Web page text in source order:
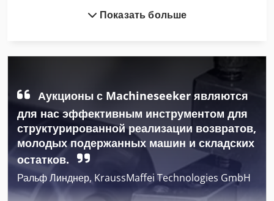
International 434
Ng 200
Авто
Автомобиль
Автомобиль-Транспорт-Окно
Городской Автомобиль
Показать больше
Аукционы с Machineseeker являются
для нас эффективным инструментом для
структурированной реализации возвратов,
молодых подержанных машин и складских
остатков.
Ральф Линднер, KraussMaffei Technologies GmbH